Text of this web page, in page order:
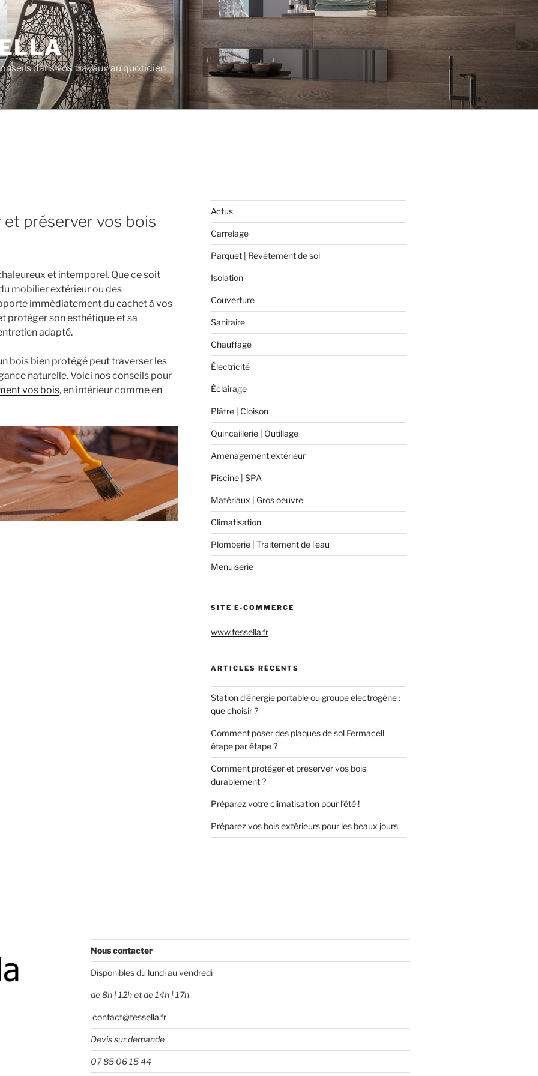
dans vos travaux au quotidien
préserver vos bois
et intemporel. Que ce soit
mobilier extérieur ou des
immédiatement du cachet à vos
protéger son esthétique et sa
adapté.
bois bien protégé peut traverser les
naturelle. Voici nos conseils pour
vos bois, en intérieur comme en
Actus
Carrelage
Parquet | Revêtement de sol
Isolation
Couverture
Sanitaire
Chauffage
Électricité
Éclairage
Plâtre | Cloison
Quincaillerie | Outillage
Aménagement extérieur
Piscine | SPA
Matériaux | Gros oeuvre
Climatisation
Plomberie | Traitement de l’eau
Menuiserie
SITE E-COMMERCE
www.tessella.fr
ARTICLES RÉCENTS
Station d’énergie portable ou groupe électrogène :
que choisir ?
Comment poser des plaques de sol Fermacell
étape par étape ?
Comment protéger et préserver vos bois
durablement ?
Préparez votre climatisation pour l’été !
Préparez vos bois extérieurs pour les beaux jours
Nous contacter
Disponibles du lundi au vendredi
de 8h | 12h et de 14h | 17h
contact@tessella.fr
Devis sur demande
07 85 06 15 44